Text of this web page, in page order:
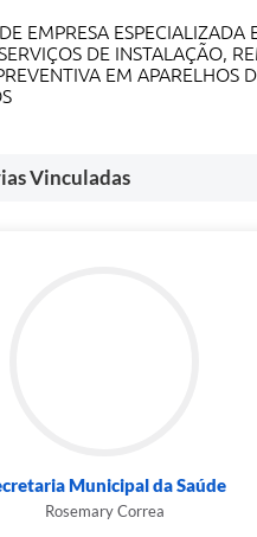
EMPRESA ESPECIALIZADA
DE INSTALAÇÃO,
EM APARELHOS
Vinculadas
Municipal da Saúde
Rosemary Correa